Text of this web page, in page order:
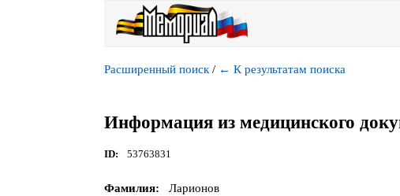
Расширенный поиск / ← К результатам поиска
Информация из медицинского
ID 53763831
Фамилия
Ларионов